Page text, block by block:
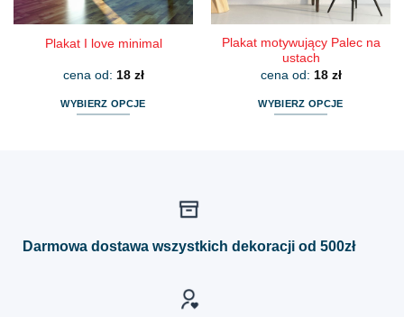
produktu
produktu
Plakat I love minimal
cena od: 18 zł
WYBIERZ OPCJE
Plakat motywujący Palec na
ustach
cena od: 18 zł
WYBIERZ OPCJE
można
Darmowa dostawa wszystkich dekoracji od 500zł